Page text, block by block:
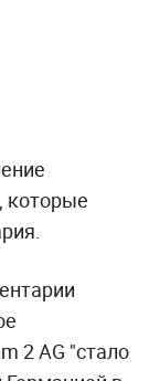
которые
2 AG "стало